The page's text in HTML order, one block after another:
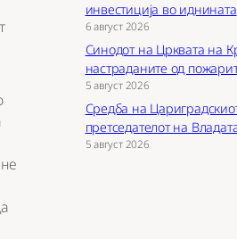
инвестиција во иднината
6 август 2026
Синодот на Црквата на
настраданите од
5 август 2026
Средба на
претседателот на
5 август 2026